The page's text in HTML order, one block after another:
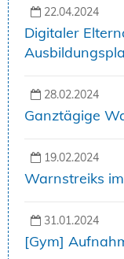
22.04.2024
Digitaler
28.02.2024
Ganztägige
19.02.2024
Warnstreiks
31.01.2024
[Gym]